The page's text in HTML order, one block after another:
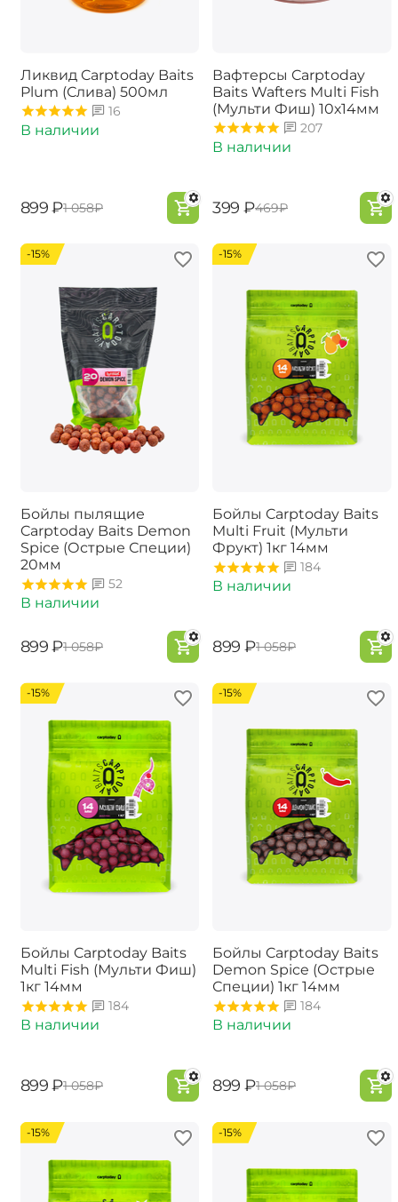
Ликвид Carptoday Baits
Plum (Слива) 500мл
16
В наличии
‍899‍ ₽‍1 058‍₽
Вафтерсы Carptoday
Baits Wafters Multi Fish
(Мульти Фиш) 10х14мм
207
В наличии
‍399‍ ₽‍469‍₽
-15%
Бойлы пылящие
Carptoday Baits Demon
Spice (Острые Специи)
20мм
52
В наличии
‍899‍ ₽‍1 058‍₽
-15%
Бойлы Carptoday Baits
Multi Fruit (Мульти
Фрукт) 1кг 14мм
184
В наличии
‍899‍ ₽‍1 058‍₽
-15%
Бойлы Carptoday Baits
Multi Fish (Мульти Фиш)
1кг 14мм
184
В наличии
‍899‍ ₽‍1 058‍₽
-15%
Бойлы Carptoday Baits
Demon Spice (Острые
Специи) 1кг 14мм
184
В наличии
‍899‍ ₽‍1 058‍₽
-15% -15%